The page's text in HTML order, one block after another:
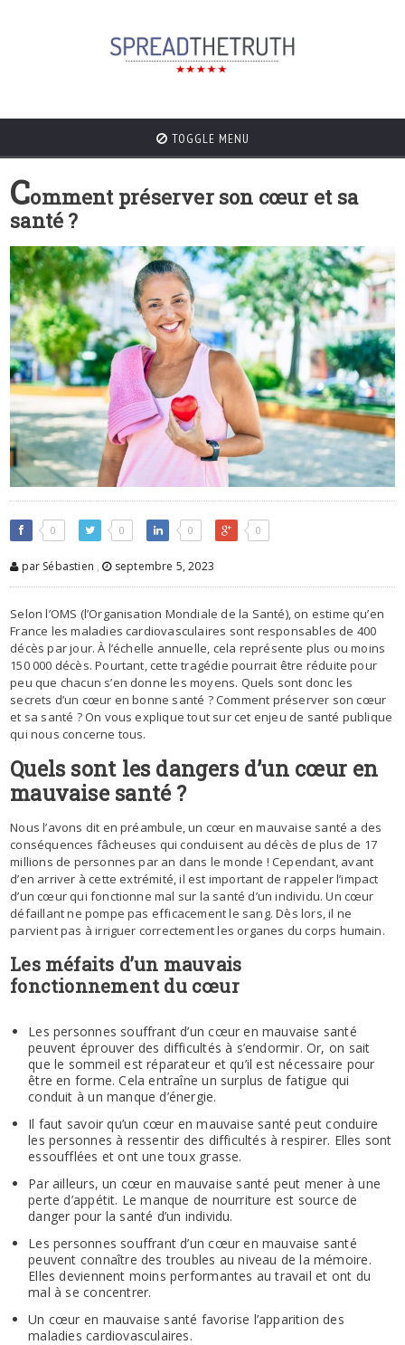
TOGGLE MENU
Comment préserver son cœur et sa
santé ?
0 0 0 0
par Sébastien , septembre 5, 2023
Selon l’OMS (l’Organisation Mondiale de la Santé), on estime qu’en
France les maladies cardiovasculaires sont responsables de 400
décès par jour. À l’échelle annuelle, cela représente plus ou moins
150 000 décès. Pourtant, cette tragédie pourrait être réduite pour
peu que chacun s’en donne les moyens. Quels sont donc les
secrets d’un cœur en bonne santé ? Comment préserver son cœur
et sa santé ? On vous explique tout sur cet enjeu de santé publique
qui nous concerne tous.
Quels sont les dangers d’un cœur en
mauvaise santé ?
Nous l’avons dit en préambule, un cœur en mauvaise santé a des
conséquences fâcheuses qui conduisent au décès de plus de 17
millions de personnes par an dans le monde ! Cependant, avant
d’en arriver à cette extrémité, il est important de rappeler l’impact
d’un cœur qui fonctionne mal sur la santé d’un individu. Un cœur
défaillant ne pompe pas efficacement le sang. Dès lors, il ne
parvient pas à irriguer correctement les organes du corps humain.
Les méfaits d’un mauvais
fonctionnement du cœur
Les personnes souffrant d’un cœur en mauvaise santé
peuvent éprouver des difficultés à s’endormir. Or, on sait
que le sommeil est réparateur et qu’il est nécessaire pour
être en forme. Cela entraîne un surplus de fatigue qui
conduit à un manque d’énergie.
Il faut savoir qu’un cœur en mauvaise santé peut conduire
les personnes à ressentir des difficultés à respirer. Elles sont
essoufflées et ont une toux grasse.
Par ailleurs, un cœur en mauvaise santé peut mener à une
perte d’appétit. Le manque de nourriture est source de
danger pour la santé d’un individu.
Les personnes souffrant d’un cœur en mauvaise santé
peuvent connaître des troubles au niveau de la mémoire.
Elles deviennent moins performantes au travail et ont du
mal à se concentrer.
Un cœur en mauvaise santé favorise l’apparition des
maladies cardiovasculaires.